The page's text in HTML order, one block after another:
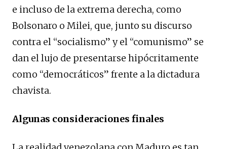
e incluso de la extrema derecha, como
Bolsonaro o Milei, que, junto su discurso
contra el “socialismo” y el “comunismo” se
dan el lujo de presentarse hipócritamente
como “democráticos” frente a la dictadura
chavista.
Algunas consideraciones finales